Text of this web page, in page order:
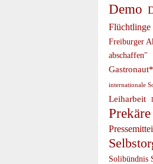
Demo
Flüchtlinge
Freiburger
abschaffen"
internationale
Leiharbeit
Solibündnis